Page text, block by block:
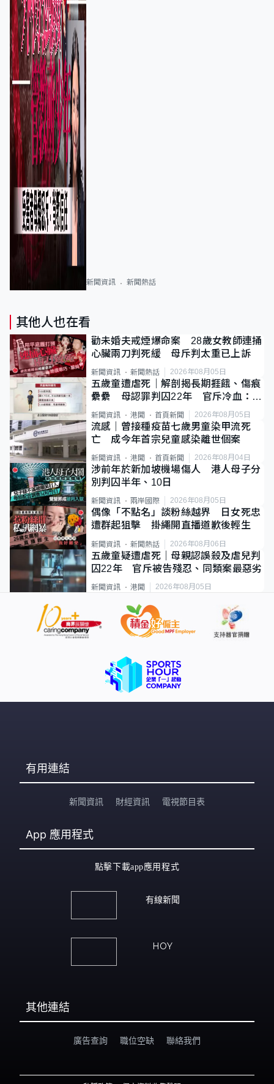
新聞資訊 新聞熱話
其他人也在看
勸未婚夫戒煙爆命案 28歲女教師連捅
心臟兩刀判死緩 母斥判太重已上訴
新聞資訊 新聞熱話 2026年08月05日
五歲童遭虐死｜解剖揭長期捱餓、傷痕
纍纍 母認罪判囚22年 官斥冷血：同
類案最惡劣
新聞資訊 港聞 首頁新聞 2026年08月05日
流感｜曾接種疫苗七歲男童染甲流死
亡 成今年首宗兒童感染離世個案
新聞資訊 港聞 首頁新聞 2026年08月04日
涉前年於新加坡機場傷人 港人母子分
別判囚半年、10日
新聞資訊 兩岸國際 2026年08月05日
偶像「不點名」談粉絲越界 日女死忠
遭群起狙擊 掛繩開直播道歉後輕生
新聞資訊 新聞熱話 2026年08月06日
五歲童疑遭虐死｜母親認誤殺及虐兒判
囚22年 官斥被告殘忍、同類案最惡劣
新聞資訊 港聞 2026年08月05日
有用連結
新聞資訊 財經資訊 電視節目表
App 應用程式
點擊下載app應用程式
有線新聞
HOY
其他連結
廣告查詢 職位空缺 聯絡我們